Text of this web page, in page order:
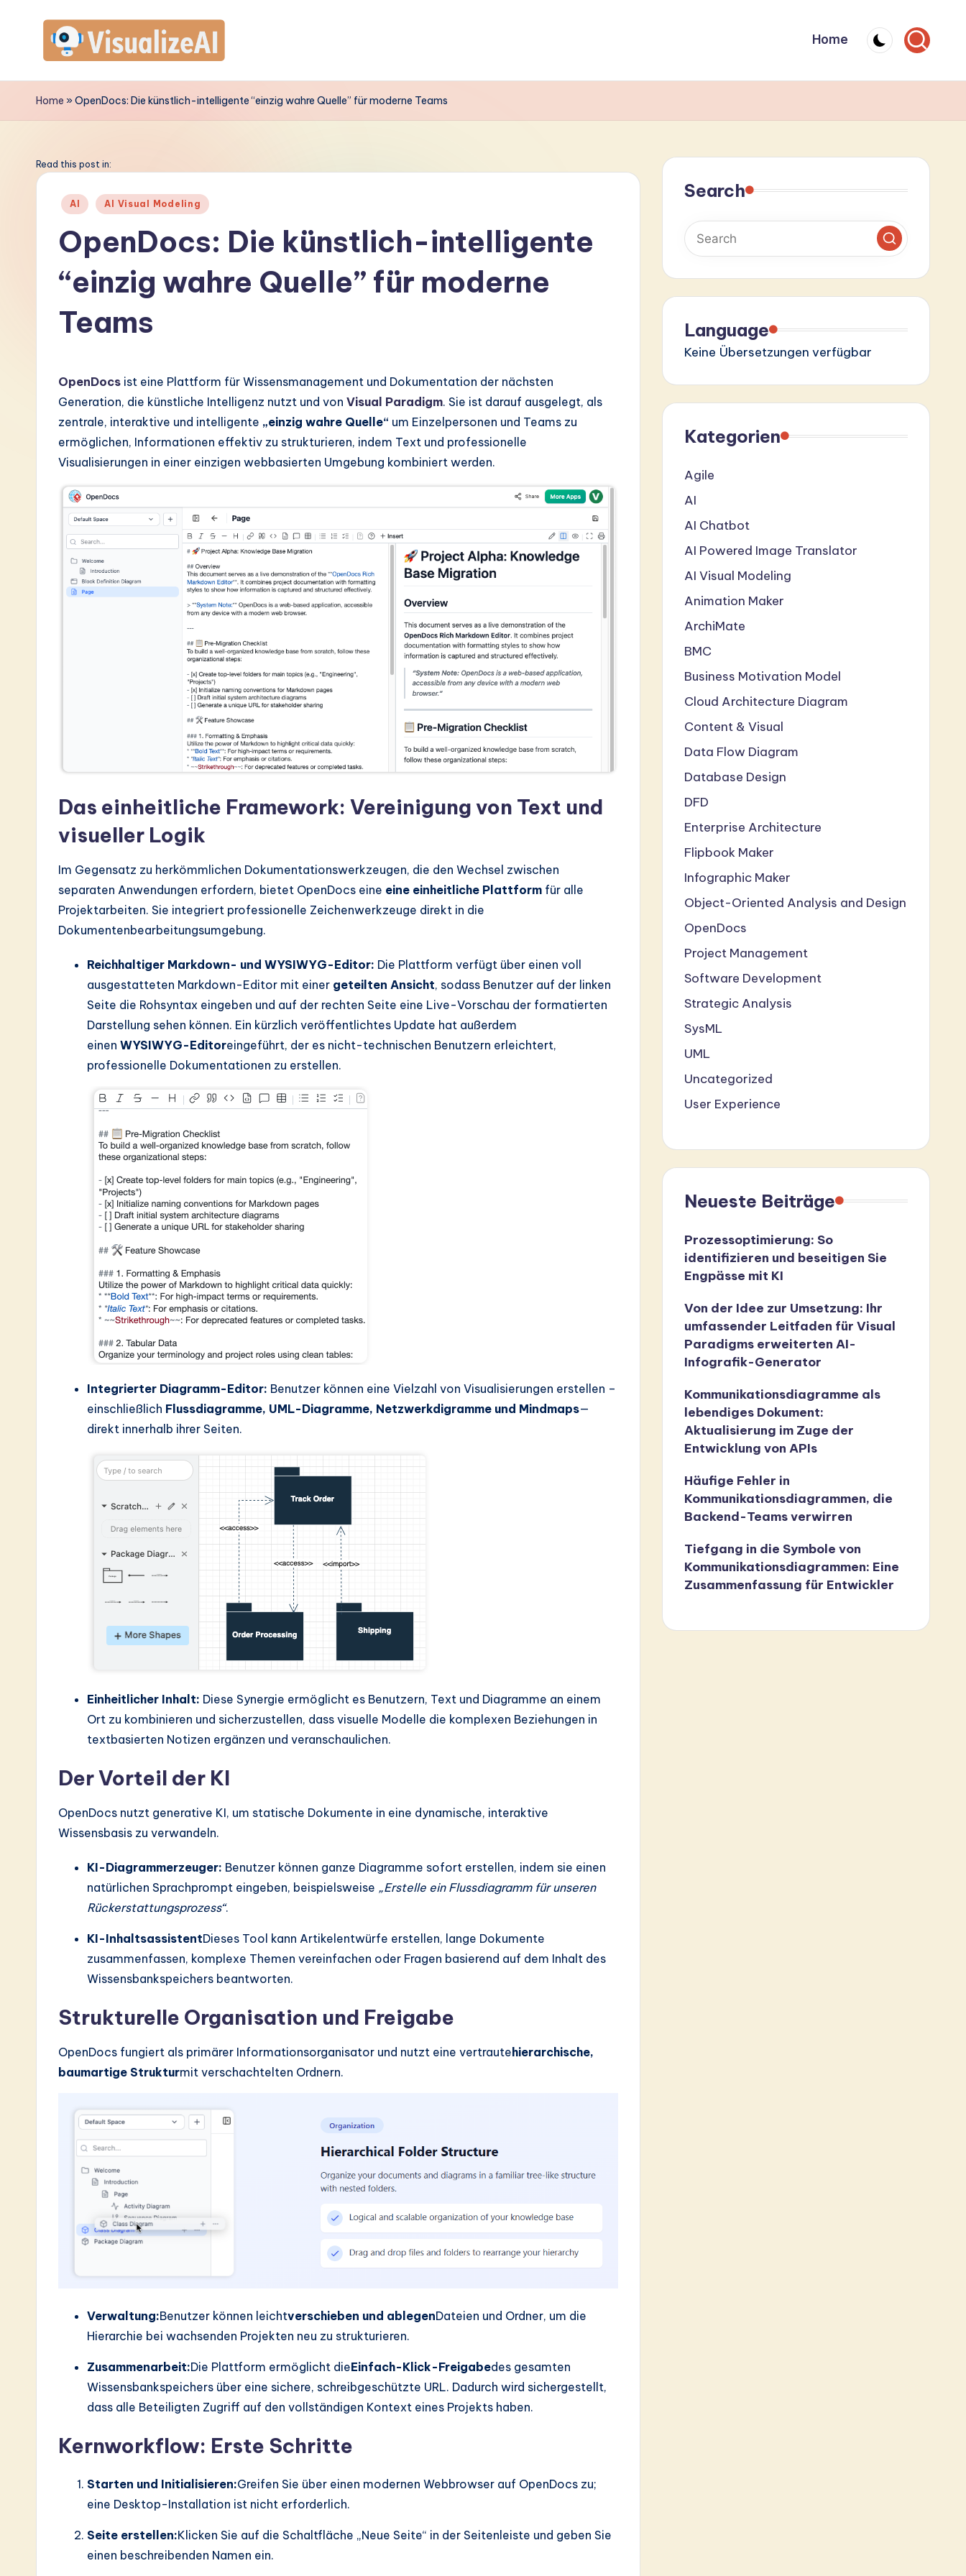
contentV
is
a
A
m
&
ft
Home
Home »OpenDocs: Die künstlich-intelligente “einzig wahre Quelle” für moderne Teams
Read this post in:
Posted
AI AI Visual Modeling
OpenDocs: Die künstlich-intelligente
“einzig wahre Quelle” für moderne
Teams
OpenDocs ist eine Plattform für Wissensmanagement und Dokumentation der nächsten
Generation, die künstliche Intelligenz nutzt und von Visual Paradigm. Sie ist darauf ausgelegt, als
zentrale, interaktive und intelligente „einzig wahre Quelle“ um Einzelpersonen und Teams zu
ermöglichen, Informationen effektiv zu strukturieren, indem Text und professionelle
Visualisierungen in einer einzigen webbasierten Umgebung kombiniert werden.
Das einheitliche Framework: Vereinigung von Text und
visueller Logik
Im Gegensatz zu herkömmlichen Dokumentationswerkzeugen, die den Wechsel zwischen
separaten Anwendungen erfordern, bietet OpenDocs eine eine einheitliche Plattform für alle
Projektarbeiten. Sie integriert professionelle Zeichenwerkzeuge direkt in die
Dokumentenbearbeitungsumgebung.
Reichhaltiger Markdown- und WYSIWYG-Editor: Die Plattform verfügt über einen voll
ausgestatteten Markdown-Editor mit einer geteilten Ansicht, sodass Benutzer auf der linken
Seite die Rohsyntax eingeben und auf der rechten Seite eine Live-Vorschau der formatierten
Darstellung sehen können. Ein kürzlich veröffentlichtes Update hat außerdem
einen WYSIWYG-Editoreingeführt, der es nicht-technischen Benutzern erleichtert,
professionelle Dokumentationen zu erstellen.
Integrierter Diagramm-Editor: Benutzer können eine Vielzahl von Visualisierungen erstellen –
einschließlich Flussdiagramme, UML-Diagramme, Netzwerkdigramme und Mindmaps—
direkt innerhalb ihrer Seiten.
Einheitlicher Inhalt: Diese Synergie ermöglicht es Benutzern, Text und Diagramme an einem
Ort zu kombinieren und sicherzustellen, dass visuelle Modelle die komplexen Beziehungen in
textbasierten Notizen ergänzen und veranschaulichen.
Der Vorteil der KI
OpenDocs nutzt generative KI, um statische Dokumente in eine dynamische, interaktive
Wissensbasis zu verwandeln.
KI-Diagrammerzeuger: Benutzer können ganze Diagramme sofort erstellen, indem sie einen
natürlichen Sprachprompt eingeben, beispielsweise „Erstelle ein Flussdiagramm für unseren
Rückerstattungsprozess“.
KI-InhaltsassistentDieses Tool kann Artikelentwürfe erstellen, lange Dokumente
zusammenfassen, komplexe Themen vereinfachen oder Fragen basierend auf dem Inhalt des
Wissensbankspeichers beantworten.
Strukturelle Organisation und Freigabe
OpenDocs fungiert als primärer Informationsorganisator und nutzt eine vertrautehierarchische,
baumartige Strukturmit verschachtelten Ordnern.
Verwaltung:Benutzer können leichtverschieben und ablegenDateien und Ordner, um die
Hierarchie bei wachsenden Projekten neu zu strukturieren.
Zusammenarbeit:Die Plattform ermöglicht dieEinfach-Klick-Freigabedes gesamten
Wissensbankspeichers über eine sichere, schreibgeschützte URL. Dadurch wird sichergestellt,
dass alle Beteiligten Zugriff auf den vollständigen Kontext eines Projekts haben.
Kernworkflow: Erste Schritte
Starten und Initialisieren:Greifen Sie über einen modernen Webbrowser auf OpenDocs zu;
eine Desktop-Installation ist nicht erforderlich.
Seite erstellen:Klicken Sie auf die Schaltfläche „Neue Seite“ in der Seitenleiste und geben Sie
einen beschreibenden Namen ein.
Search
Language
Keine Übersetzungen verfügbar
Kategorien
Agile
AI
AI Chatbot
AI Powered Image Translator
AI Visual Modeling
Animation Maker
ArchiMate
BMC
Business Motivation Model
Cloud Architecture Diagram
Content & Visual
Data Flow Diagram
Database Design
DFD
Enterprise Architecture
Flipbook Maker
Infographic Maker
Object-Oriented Analysis and Design
OpenDocs
Project Management
Software Development
Strategic Analysis
SysML
UML
Uncategorized
User Experience
Neueste Beiträge
Prozessoptimierung: So
identifizieren und beseitigen Sie
Engpässe mit KI
Von der Idee zur Umsetzung: Ihr
umfassender Leitfaden für Visual
Paradigms erweiterten AI-
Infografik-Generator
Kommunikationsdiagramme als
lebendiges Dokument:
Aktualisierung im Zuge der
Entwicklung von APIs
Häufige Fehler in
Kommunikationsdiagrammen, die
Backend-Teams verwirren
Tiefgang in die Symbole von
Kommunikationsdiagrammen: Eine
Zusammenfassung für Entwickler